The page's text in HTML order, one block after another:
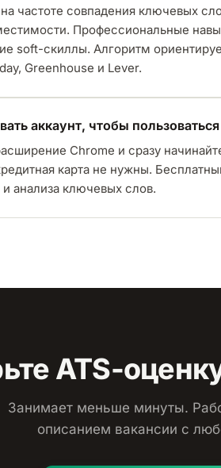
частоте совпадения ключевых
Профессиональные
soft-скиллы. Алгоритм
Greenhouse и Lever.
аккаунт, чтобы
Chrome и сразу
карта не нужны.
анализа ключевых слов.
ATS-
Занимает меньше минуты.
описанием вакансии с